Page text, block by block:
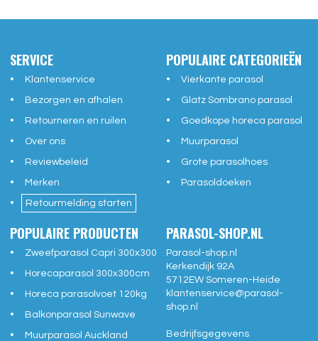
SERVICE
Klantenservice
Bezorgen en afhalen
Retourneren en ruilen
Over ons
Reviewbeleid
Merken
Retourmelding starten
POPULAIRE CATEGORIEËN
Vierkante parasol
Glatz Sombrano parasol
Goedkope horeca parasol
Muurparasol
Grote parasolhoes
Parasoldoeken
POPULAIRE PRODUCTEN
Zweefparasol Capri 300x300
Horecaparasol 300x300cm
Horeca parasolvoet 120kg
Balkonparasol Sunwave
Muurparasol Auckland
PARASOL-SHOP.NL
Parasol-shop.nl
Kerkendijk 92A
5712EW Someren-Heide
klantenservice@parasol-
shop.nl
Bedrijfsgegevens